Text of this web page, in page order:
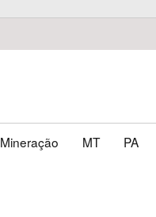
Mineração MT PA